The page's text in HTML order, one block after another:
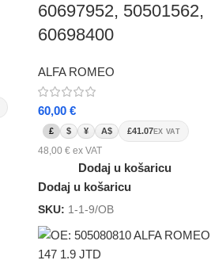
60697952, 50501562,
60698400
ALFA ROMEO
60,00 €
£ $ ¥ A$ £41.07 EX VAT
48,00 € ex VAT
Dodaj u košaricu
Dodaj u košaricu
SKU: 1-1-9/OB